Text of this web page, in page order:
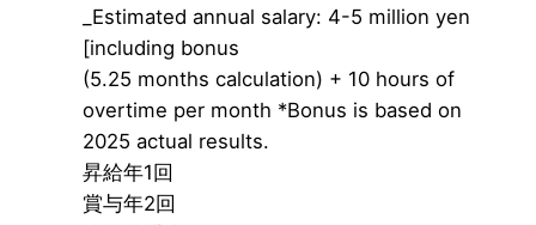
_Estimated annual salary: 4-5 million yen
[including bonus
(5.25 months calculation) + 10 hours of
overtime per month *Bonus is based on
2025 actual results.
昇給年1回
賞与年2回